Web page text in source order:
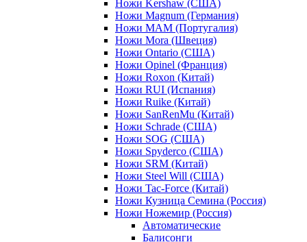
Ножи Kershaw (США)
Ножи Magnum (Германия)
Ножи MAM (Португалия)
Ножи Mora (Швеция)
Ножи Ontario (США)
Ножи Opinel (Франция)
Ножи Roxon (Китай)
Ножи RUI (Испания)
Ножи Ruike (Китай)
Ножи SanRenMu (Китай)
Ножи Schrade (США)
Ножи SOG (США)
Ножи Spyderco (США)
Ножи SRM (Китай)
Ножи Steel Will (США)
Ножи Tac-Force (Китай)
Ножи Кузница Семина (Россия)
Ножи Ножемир (Россия)
Автоматические
Балисонги